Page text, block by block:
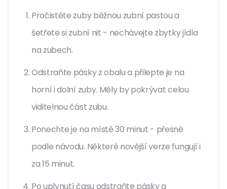
Pročistěte zuby běžnou zubní pastou a
šetřete si zubní nit - nechávejte zbytky jídla
na zubech.
Odstraňte pásky z obalu a přilepte je na
horní i dolní zuby. Měly by pokrývat celou
viditelnou část zubu.
Ponechte je na místě 30 minut - přesně
podle návodu. Některé novější verze fungují i
za 15 minut.
Po uplynutí času odstraňte pásky a